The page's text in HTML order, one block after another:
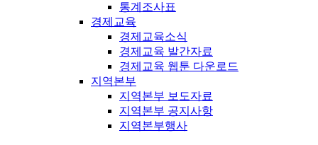
통계조사표
경제교육
경제교육소식
경제교육 발간자료
경제교육 웹툰 다운로드
지역본부
지역본부 보도자료
지역본부 공지사항
지역본부행사